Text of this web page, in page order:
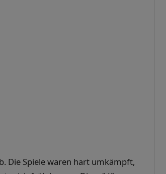
Die Spiele waren hart umkämpft,